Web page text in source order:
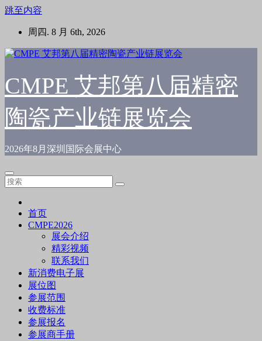
跳至内容
周四. 8 月 6th, 2026
CMPE 艾邦第八届精密
陶瓷产业链展览会
2026年8月深圳国际会展中心
首页
CMPE2026
展会介绍
精彩视频
联系我们
新消费电子展
展位图
参展范围
收费标准
参展报名
参展商手册